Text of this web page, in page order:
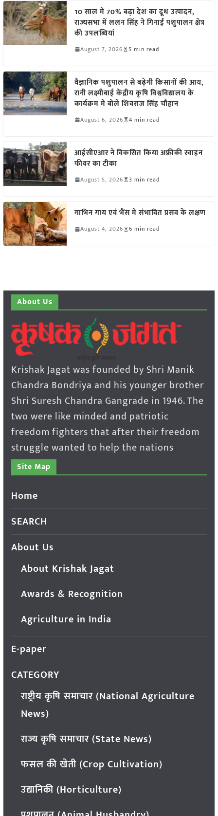
10 साल में 70% बढ़ा देश का दूध उत्पादन,
राज्यसभा में ललन सिंह ने गिनाईं पशुपालन क्षेत्र
की उपलब्धियां
August 7, 2026 5 min read
वैज्ञानिक पशुपालन से बढ़ेगी किसानों की आय,
रानी लक्ष्मीबाई केंद्रीय कृषि विश्वविद्यालय के
कार्यक्रम में बोले शिवराज सिंह चौहान
August 6, 2026 4 min read
आईसीएआर ने विकसित किया अफ्रीकी स्वाइन
फीवर का टीका
August 5, 2026 3 min read
गाभिन गाय एवं भैंस में संभावित प्रसव के लक्षण
August 4, 2026 6 min read
About Us
Krishak Jagat was founded by Shri Manik
Chandra Bondriya and his younger brother
Shri Suresh Chandra Gangrade in 1946. The
two were like minded and patriotic
freedom fighters that after their freedom
struggle wanted to help the nations
Site Map
Home
SEARCH
About Us
About Krishak Jagat
Awards & Recognition
Agriculture in India
E-paper
CATEGORY
राष्ट्रीय कृषि समाचार (National Agriculture
News)
राज्य कृषि समाचार (State News)
फसल की खेती (Crop Cultivation)
उद्यानिकी (Horticulture)